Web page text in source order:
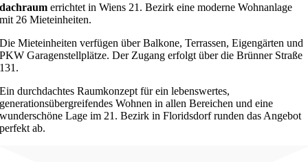
dachraum errichtet in Wiens 21. Bezirk eine moderne Wohnanlage
mit 26 Mieteinheiten.
Die Mieteinheiten verfügen über Balkone, Terrassen, Eigengärten und
PKW Garagenstellplätze. Der Zugang erfolgt über die Brünner Straße
131.
Ein durchdachtes Raumkonzept für ein lebenswertes,
generationsübergreifendes Wohnen in allen Bereichen und eine
wunderschöne Lage im 21. Bezirk in Floridsdorf runden das Angebot
perfekt ab.